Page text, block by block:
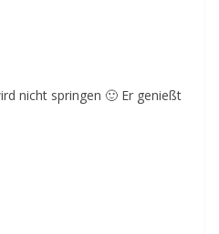
nicht springen 🙂 Er genießt